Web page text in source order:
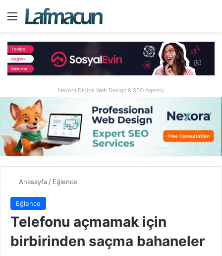
Menü
Nexora Digital Web Design & SEO Agency
Anasayfa/ Eğlence
Eğlence
Telefonu açmamak için
birbirinden saçma bahaneler